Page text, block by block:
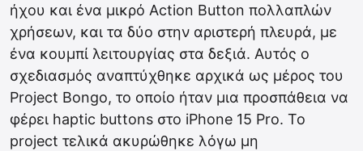
ήχου και ένα μικρό Αction Button πολλαπλών
χρήσεων, και τα δύο στην αριστερή πλευρά, με
ένα κουμπί λειτουργίας στα δεξιά. Αυτός ο
σχεδιασμός αναπτύχθηκε αρχικά ως μέρος του
Project Bongo, το οποίο ήταν μια προσπάθεια να
φέρει haptic buttons στο iPhone 15 Pro. Το
project τελικά ακυρώθηκε λόγω μη